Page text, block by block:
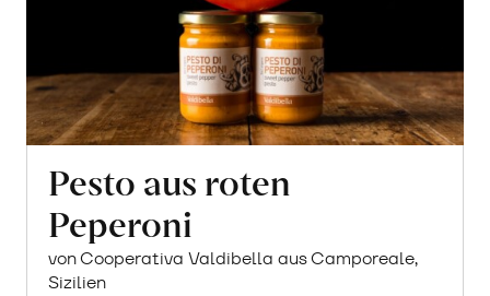
Pesto aus roten
Peperoni
von Cooperativa Valdibella aus Camporeale,
Sizilien